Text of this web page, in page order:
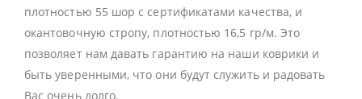
плотностью 55 шор с сертификатами качества, и
окантовочную стропу, плотностью 16,5 гр/м. Это
позволяет нам давать гарантию на наши коврики и
быть уверенными, что они будут служить и радовать
Вас очень долго.